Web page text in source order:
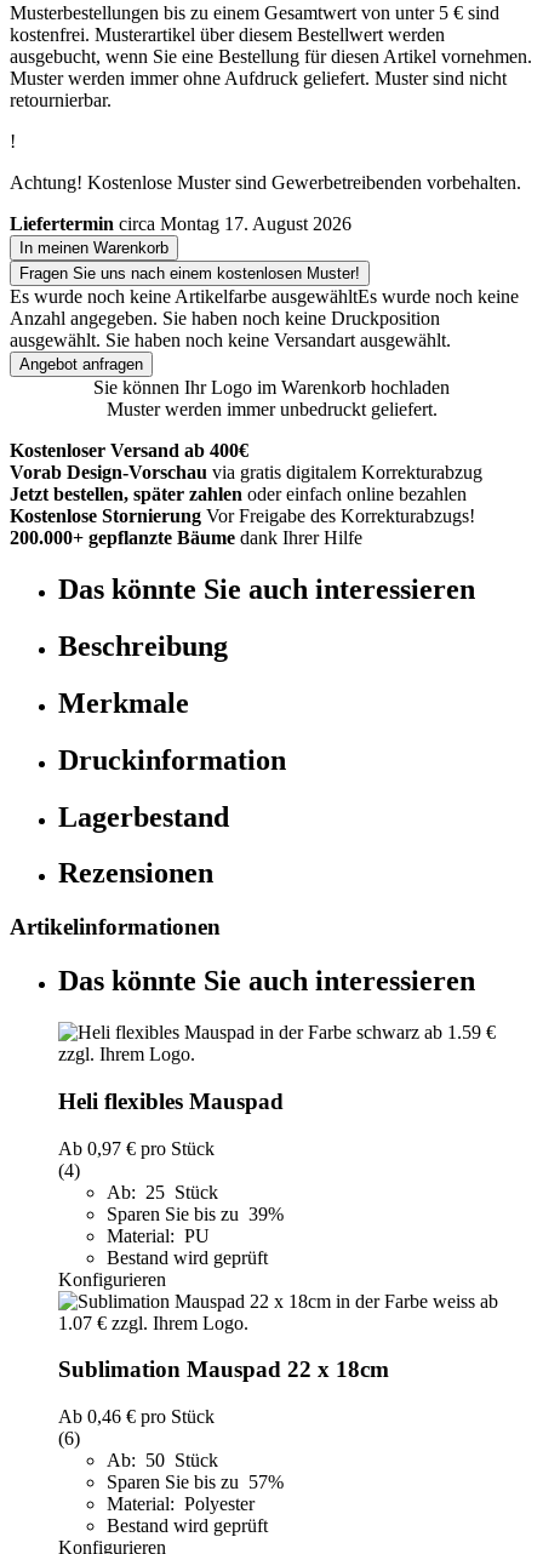
Musterbestellungen bis zu einem Gesamtwert von unter 5 € sind
kostenfrei. Musterartikel über diesem Bestellwert werden
ausgebucht, wenn Sie eine Bestellung für diesen Artikel vornehmen.
Muster werden immer ohne Aufdruck geliefert. Muster sind nicht
retournierbar.
!
Achtung! Kostenlose Muster sind Gewerbetreibenden vorbehalten.
Liefertermin circa Montag 17. August 2026
In meinen Warenkorb
Fragen Sie uns nach einem kostenlosen Muster!
Es wurde noch keine Artikelfarbe ausgewähltEs wurde noch keine
Anzahl angegeben. Sie haben noch keine Druckposition
ausgewählt. Sie haben noch keine Versandart ausgewählt.
Angebot anfragen
Sie können Ihr Logo im Warenkorb hochladen
Muster werden immer unbedruckt geliefert.
Kostenloser Versand ab 400€
Vorab Design-Vorschau via gratis digitalem Korrekturabzug
Jetzt bestellen, später zahlen oder einfach online bezahlen
Kostenlose Stornierung Vor Freigabe des Korrekturabzugs!
200.000+ gepflanzte Bäume dank Ihrer Hilfe
Das könnte Sie auch interessieren
Beschreibung
Merkmale
Druckinformation
Lagerbestand
Rezensionen
Artikelinformationen
Das könnte Sie auch interessieren
Heli flexibles Mauspad
Ab 0,97 € pro Stück
(4)
Ab: 25 Stück
Sparen Sie bis zu 39%
Material: PU
Bestand wird geprüft
Konfigurieren
Sublimation Mauspad 22 x 18cm
Ab 0,46 € pro Stück
(6)
Ab: 50 Stück
Sparen Sie bis zu 57%
Material: Polyester
Bestand wird geprüft
Konfigurieren